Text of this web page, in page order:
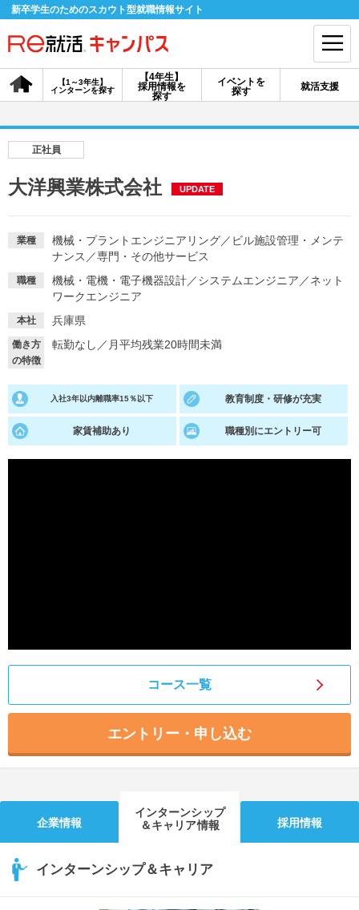
新卒学生のためのスカウト型就職情報サイト
【4年生】
採用情報を
探す
【1～3年生】
インターンを探す
イベントを
探す
就活支援
会員登録 ログイン
採用情報を探す
説明会を探す
インターンを探す
イベントを探す
就活ノウハウ・サポート
就活支援 就活コラム
適職診断 就活チャンネル
正社員
大洋興業株式会社 UPDATE
業種 機械・プラントエンジニアリング／ ビル施設管理・メンテ
ナンス ／専門・その他サービス
職種 機械・電機・電子機器設計／システムエンジニア ／ネット
ワークエンジニア
本社 兵庫県
働き方
の特徴
転勤なし ／ 月平均残業20時間未満
入社3年以内離職率15％以下 教育制度・研修が充実
家賃補助あり 職種別にエントリー可
コース一覧
エントリー・申し込む
企業情報
インターンシップ
＆キャリア情報
採用情報
インターンシップ＆キャリア